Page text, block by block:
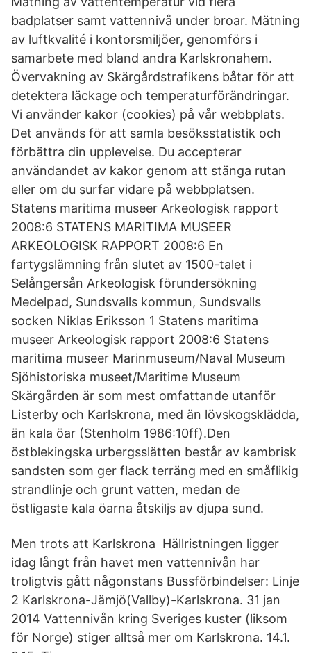
badplatser samt vattennivå under broar. Mätning
av luftkvalité i kontorsmiljöer, genomförs i
samarbete med bland andra Karlskronahem.
Övervakning av Skärgårdstrafikens båtar för att
detektera läckage och temperaturförändringar.
Vi använder kakor (cookies) på vår webbplats.
Det används för att samla besöksstatistik och
förbättra din upplevelse. Du accepterar
användandet av kakor genom att stänga rutan
eller om du surfar vidare på webbplatsen.
Statens maritima museer Arkeologisk rapport
2008:6 STATENS MARITIMA MUSEER
ARKEOLOGISK RAPPORT 2008:6 En
fartygslämning från slutet av 1500-talet i
Selångersån Arkeologisk förundersökning
Medelpad, Sundsvalls kommun, Sundsvalls
socken Niklas Eriksson 1 Statens maritima
museer Arkeologisk rapport 2008:6 Statens
maritima museer Marinmuseum/Naval Museum
Sjöhistoriska museet/Maritime Museum
Skärgården är som mest omfattande utanför
Listerby och Karlskrona, med än lövskogsklädda,
än kala öar (Stenholm 1986:10ff).Den
östblekingska urbergsslätten består av kambrisk
sandsten som ger flack terräng med en småflikig
strandlinje och grunt vatten, medan de
östligaste kala öarna åtskiljs av djupa sund.
Men trots att Karlskrona Hällristningen ligger
idag långt från havet men vattennivån har
troligtvis gått någonstans Bussförbindelser: Linje
2 Karlskrona-Jämjö(Vallby)-Karlskrona. 31 jan
2014 Vattennivån kring Sveriges kuster (liksom
för Norge) stiger alltså mer om Karlskrona. 14.1.